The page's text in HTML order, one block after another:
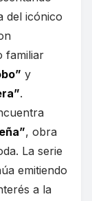
del icónico
familiar
y
.
, obra
La serie
emitiendo
a la